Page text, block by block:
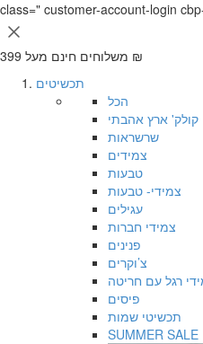
class=" customer-account-login
משלוחים חינם מעל 399 ₪
תכשיטים
הכל
קולק' ארץ אהבתי
שרשראות
צמידים
טבעות
צמידי- טבעות
עגילים
צמידי חברות
פנינים
צ’וקרים
רגל עם חריטה
פיסים
תכשיטי שמות
SUMMER SALE